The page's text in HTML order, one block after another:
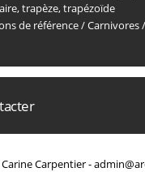
,trapèze,trapézoïde
de référence/Carnivores/
Carpentier -